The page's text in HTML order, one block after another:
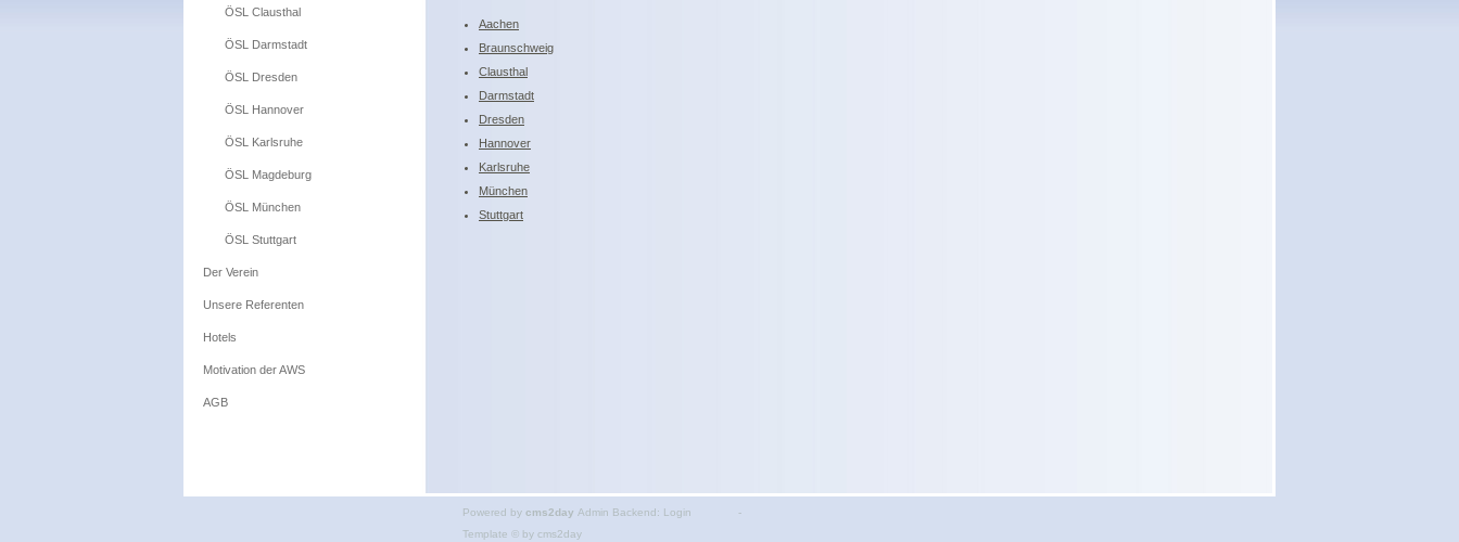
ÖSL Clausthal
ÖSL Darmstadt
ÖSL Dresden
ÖSL Hannover
ÖSL Karlsruhe
ÖSL Magdeburg
ÖSL München
ÖSL Stuttgart
Der Verein
Unsere Referenten
Hotels
Motivation der AWS
AGB
Aachen
Braunschweig
Clausthal
Darmstadt
Dresden
Hannover
Karlsruhe
München
Stuttgart
Powered by cms2day -
Admin Backend: Login
Template © by cms2day